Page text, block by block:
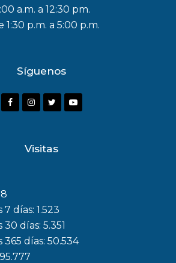
a.m. a 12:30 pm.
1:30 p.m. a 5:00 p.m.
Síguenos
F
o
k
I
a
m
r
Y
Visitas
7 días:1.523
30 días:5.351
365 días:50.534